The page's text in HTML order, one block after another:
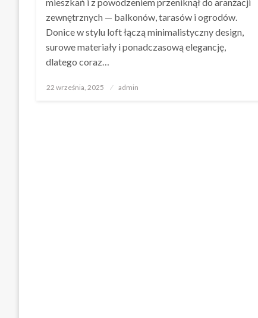
zewnętrznych — balkonów, tarasów i ogrodów.
Donice w stylu loft łączą minimalistyczny design,
surowe materiały i ponadczasową elegancję,
dlatego coraz…
Opublikowane
22 września, 2025 admin